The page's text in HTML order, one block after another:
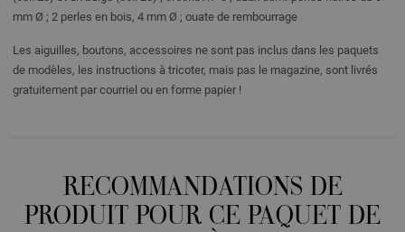
mm Ø ; 2 perles en bois, 4 mm Ø ; ouate de rembourrage
Les aiguilles, boutons, accessoires ne sont pas inclus dans les paquets
de modèles, les instructions à tricoter, mais pas le magazine, sont livrés
gratuitement par courriel ou en forme papier !
RECOMMANDATIONS DE
PRODUIT POUR CE PAQUET DE